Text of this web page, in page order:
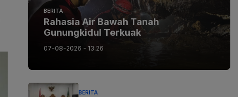
BERITA
Rahasia Air Bawah Tanah
Gunungkidul Terkuak
07-08-2026 - 13.26
BERITA